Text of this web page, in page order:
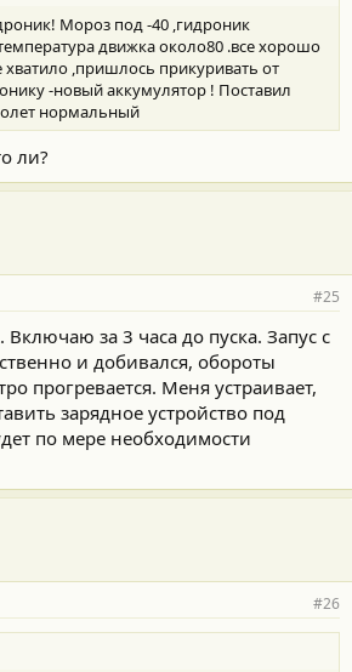
Мороз под -40 ,гидроник
движка около80 .все хорошо
хватило ,пришлось прикуривать от
-новый аккумулятор ! Поставил
нормальный
ли?
#25
Включаю за 3 часа до пуска. Запус с
и добивался, обороты
прогревается. Меня устраивает,
зарядное устройство под
по мере необходимости
#26